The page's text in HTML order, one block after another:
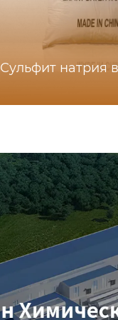
Сульфит натрия